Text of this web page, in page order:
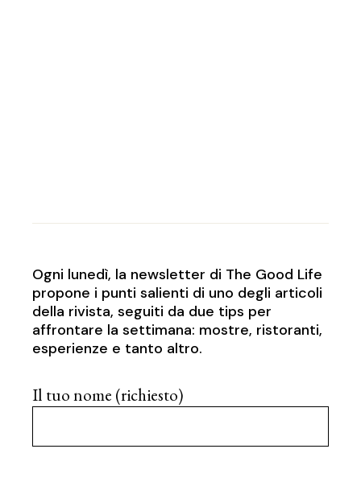
Ogni lunedì, la newsletter di The Good Life
propone i punti salienti di uno degli articoli
della rivista, seguiti da due tips per
affrontare la settimana: mostre, ristoranti,
esperienze e tanto altro.
Il tuo nome (richiesto)